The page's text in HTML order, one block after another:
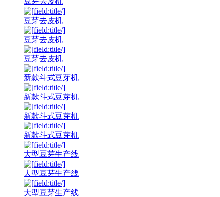
豆芽去皮机
豆芽去皮机
豆芽去皮机
新款斗式豆芽机
新款斗式豆芽机
新款斗式豆芽机
新款斗式豆芽机
大型豆芽生产线
大型豆芽生产线
大型豆芽生产线